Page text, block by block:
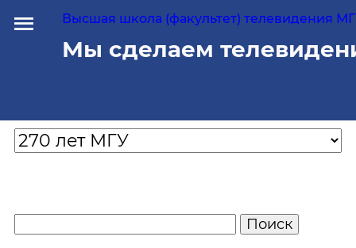
Высшая школа (факультет) телевидения
Мы сделаем